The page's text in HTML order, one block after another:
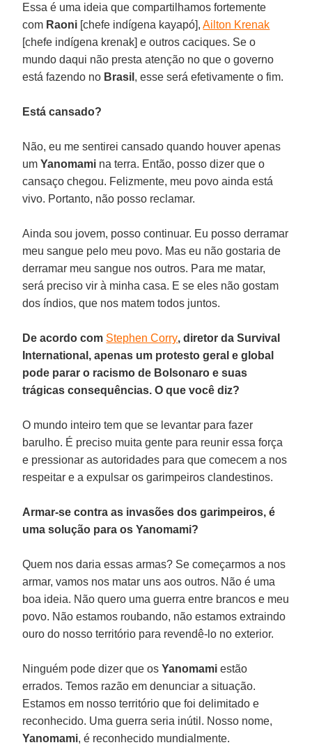
Essa é uma ideia que compartilhamos fortemente
com Raoni [chefe indígena kayapó],Ailton Krenak
[chefe indígena krenak] e outros caciques. Se o
mundo daqui não presta atenção no que o governo
está fazendo no Brasil , esse será efetivamente o fim.
Está cansado?
Não, eu me sentirei cansado quando houver apenas
umYanomami na terra. Então, posso dizer que o
cansaço chegou. Felizmente, meu povo ainda está
vivo. Portanto, não posso reclamar.
Ainda sou jovem, posso continuar. Eu posso derramar
meu sangue pelo meu povo. Mas eu não gostaria de
derramar meu sangue nos outros. Para me matar,
será preciso vir à minha casa. E se eles não gostam
dos índios, que nos matem todos juntos.
De acordo com Stephen Corry, diretor da Survival
International, apenas um protesto geral e global
pode parar o racismo de Bolsonaro e suas
trágicas consequências. O que você diz?
O mundo inteiro tem que se levantar para fazer
barulho. É preciso muita gente para reunir essa força
e pressionar as autoridades para que comecem a nos
respeitar e a expulsar os garimpeiros clandestinos.
Armar-se contra as invasões dos garimpeiros, é
uma solução para os Yanomami?
Quem nos daria essas armas? Se começarmos a nos
armar, vamos nos matar uns aos outros. Não é uma
boa ideia. Não quero uma guerra entre brancos e meu
povo. Não estamos roubando, não estamos extraindo
ouro do nosso território para revendê-lo no exterior.
Ninguém pode dizer que osYanomami estão
errados. Temos razão em denunciar a situação.
Estamos em nosso território que foi delimitado e
reconhecido. Uma guerra seria inútil. Nosso nome,
Yanomami, é reconhecido mundialmente.